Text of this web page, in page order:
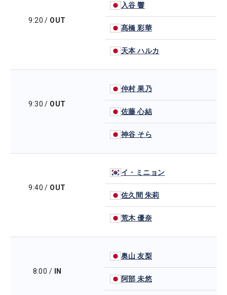
9:20 / OUT
入谷 響
髙橋 彩華
天本 ハルカ
9:30 / OUT
仲村 果乃
佐藤 心結
神谷 そら
9:40 / OUT
イ・ミニョン
佐久間 朱莉
荒木 優奈
8:00 / IN
奥山 友梨
阿部 未悠